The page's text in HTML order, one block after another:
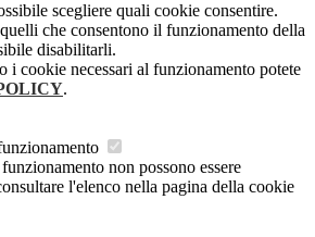
scegliere quali cookie consentire.
che consentono il funzionamento della
disabilitarli.
i cookie necessari al funzionamento potete
.
non possono essere
l'elenco nella pagina della cookie